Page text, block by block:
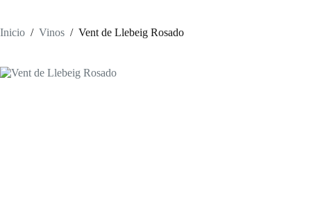
Inicio / Vinos / Vent de Llebeig Rosado